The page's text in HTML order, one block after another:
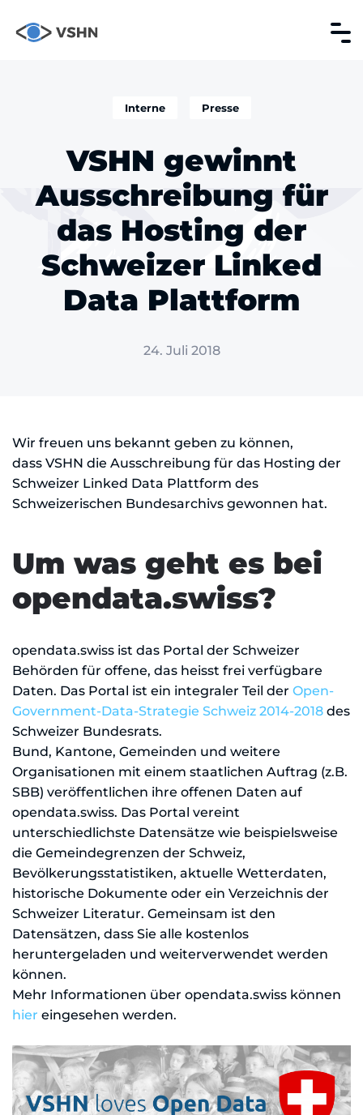
Interne Presse
VSHN gewinnt
Ausschreibung für
das Hosting der
Schweizer Linked
Data Plattform
24. Juli 2018
Wir freuen uns bekannt geben zu können,
dass VSHN die Ausschreibung für das Hosting der
Schweizer Linked Data Plattform des
Schweizerischen Bundesarchivs gewonnen hat.
Um was geht es bei
opendata.swiss?
opendata.swiss ist das Portal der Schweizer
Behörden für offene, das heisst frei verfügbare
Daten. Das Portal ist ein integraler Teil der Open-
Government-Data-Strategie Schweiz 2014-2018 des
Schweizer Bundesrats.
Bund, Kantone, Gemeinden und weitere
Organisationen mit einem staatlichen Auftrag (z.B.
SBB) veröffentlichen ihre offenen Daten auf
opendata.swiss. Das Portal vereint
unterschiedlichste Datensätze wie beispielsweise
die Gemeindegrenzen der Schweiz,
Bevölkerungsstatistiken, aktuelle Wetterdaten,
historische Dokumente oder ein Verzeichnis der
Schweizer Literatur. Gemeinsam ist den
Datensätzen, dass Sie alle kostenlos
heruntergeladen und weiterverwendet werden
können.
Mehr Informationen über opendata.swiss können
hier eingesehen werden.